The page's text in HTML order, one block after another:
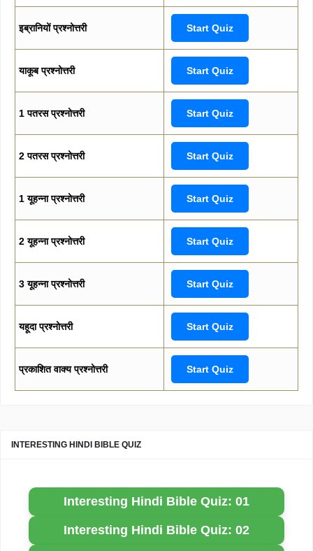
इब्रानियों प्रश्नोत्तरी Start Quiz
याकूब प्रश्नोत्तरी Start Quiz
1 पतरस प्रश्नोत्तरी Start Quiz
2 पतरस प्रश्नोत्तरी Start Quiz
1 यूहन्ना प्रश्नोत्तरी Start Quiz
2 यूहन्ना प्रश्नोत्तरी Start Quiz
3 यूहन्ना प्रश्नोत्तरी Start Quiz
यहूदा प्रश्नोत्तरी Start Quiz
प्रकाशित वाक्य प्रश्नोत्तरी Start Quiz
INTERESTING HINDI BIBLE QUIZ
Interesting Hindi Bible Quiz: 01
Interesting Hindi Bible Quiz: 02